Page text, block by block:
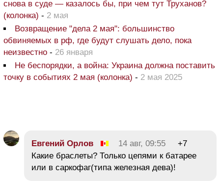
снова в суде — казалось бы, при чем тут Труханов?
(колонка) - 2 мая
Возвращение "дела 2 мая": большинство
обвиняемых в рф, где будут слушать дело, пока
неизвестно - 26 января
Не беспорядки, а война: Украина должна поставить
точку в событиях 2 мая (колонка) - 2 мая 2025
Евгений Орлов 14 авг, 09:55
+7
Какие браслеты? Только цепями к батарее
или в саркофаг(типа железная дева)!